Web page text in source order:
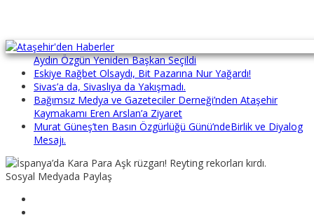
Bağımsız Medya Gazeteciler Derneği’nde Güven Tazelendi:
Aydın Özgün Yeniden Başkan Seçildi
Eskiye Rağbet Olsaydı, Bit Pazarına Nur Yağardı!
Sivas’a da, Sivaslıya da Yakışmadı.
Bağımsız Medya ve Gazeteciler Derneği’nden Ataşehir
Kaymakamı Eren Arslan’a Ziyaret
Murat Güneş’ten Basın Özgürlüğü Günü’ndeBirlik ve Diyalog
Mesajı.
Sosyal Medyada Paylaş